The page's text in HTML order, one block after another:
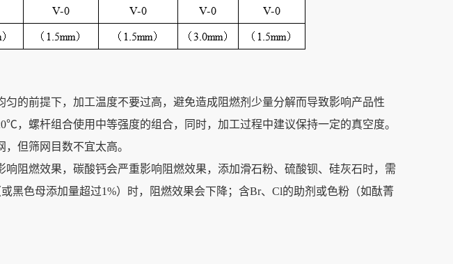
匀的前提下，加工温度不要过高，避免造成阻燃剂少量分解而导致影响产品性
，螺杆组合使用中等强度的组合，同时，加工过程中建议保持一定的真空度。
但筛网目数不宜太高。
响阻燃效果，碳酸钙会严重影响阻燃效果，添加滑石粉、硫酸钡、硅灰石时，需
黑色母添加量超过1%）时，阻燃效果会下降；含Br、Cl的助剂或色粉（如酞菁